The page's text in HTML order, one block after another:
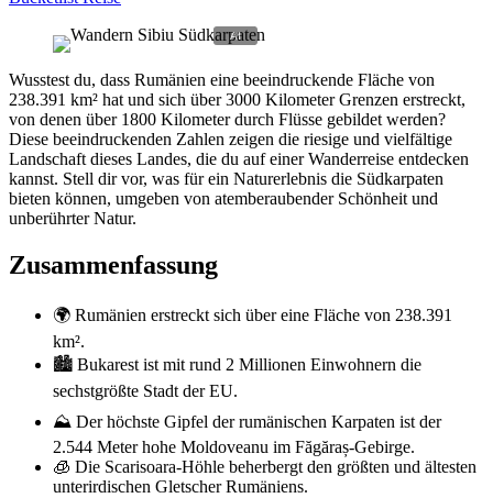
Wusstest du, dass Rumänien eine beeindruckende Fläche von
238.391 km² hat und sich über 3000 Kilometer Grenzen erstreckt,
von denen über 1800 Kilometer durch Flüsse gebildet werden?
Diese beeindruckenden Zahlen zeigen die riesige und vielfältige
Landschaft dieses Landes, die du auf einer Wanderreise entdecken
kannst. Stell dir vor, was für ein Naturerlebnis die Südkarpaten
bieten können, umgeben von atemberaubender Schönheit und
unberührter Natur.
Zusammenfassung
🌍 Rumänien erstreckt sich über eine Fläche von 238.391
km².
🏙️ Bukarest ist mit rund 2 Millionen Einwohnern die
sechstgrößte Stadt der EU.
⛰️ Der höchste Gipfel der rumänischen Karpaten ist der
2.544 Meter hohe Moldoveanu im Făgăraș-Gebirge.
🧊 Die Scarisoara-Höhle beherbergt den größten und ältesten
unterirdischen Gletscher Rumäniens.